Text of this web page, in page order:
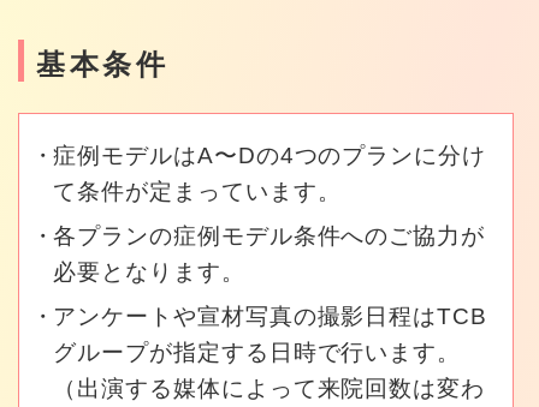
基本条件
症例モデルはA〜Dの4つのプランに分け
て条件が定まっています。
各プランの症例モデル条件へのご協力が
必要となります。
アンケートや宣材写真の撮影日程はTCB
グループが指定する日時で行います。
（出演する媒体によって来院回数は変わ